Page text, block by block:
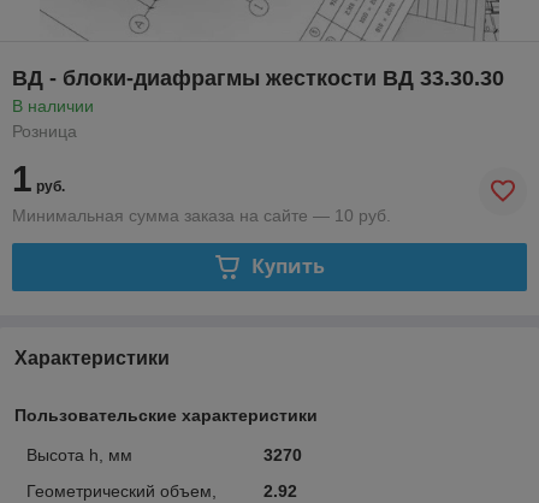
ВД - блоки-диафрагмы жесткости ВД 33.30.30
В наличии
Розница
1 руб.
Минимальная сумма заказа на сайте — 10 руб.
Купить
Характеристики
Пользовательские характеристики
Высота h, мм
3270
Геометрический объем,
2.92